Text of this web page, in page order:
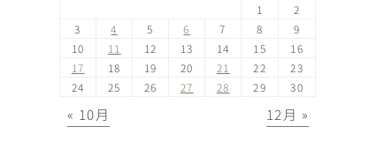
1
2
3
4 5 6 7 8
9
10
11 12 13 14 15
16
17
18 19 20 21 22
23
24
25 26 27 28 29 30
« 10月 12月 »